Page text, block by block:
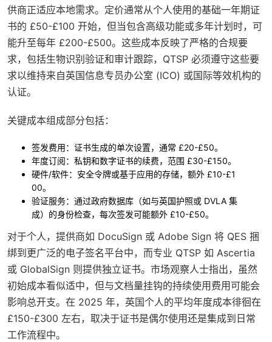
供商正适应本地需求。定价通常从个人使用的基础一年期证
书的 £50-£100 开始，但当包含高级功能或多年计划时，可
能升至每年 £200-£500。这些成本反映了严格的合规要
求，包括生物识别验证和审计跟踪，QTSP 必须遵守这些要
求以维持来自英国信息专员办公室 (ICO) 或国际等效机构的
认证。
关键成本组成部分包括：
签发费用：证书生成的单次设置，通常 £20-£50。
年度订阅：私钥和数字证书的续费，范围 £30-£150。
硬件/软件：安全令牌或基于应用的存储，额外 £10-£1
00。
验证服务：通过政府数据库（如与英国护照或 DVLA 集
成）的身份检查，每次签发可能额外 £10-£50。
对于个人，提供商如 DocuSign 或 Adobe Sign 将 QES 捆
绑到更广泛的电子签名平台中，而专业 QTSP 如 Ascertia
或 GlobalSign 则提供独立证书。市场观察人士指出，虽然
初始成本看似适中，但与文档量挂钩的持续使用费用可能会
影响总开支。在 2025 年，英国个人的平均年度成本徘徊在
£150-£300 左右，取决于证书是偶尔使用还是集成到日常
工作流程中。